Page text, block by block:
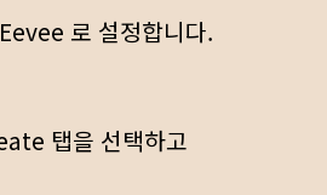
로 설정합니다.
탭을 선택하고